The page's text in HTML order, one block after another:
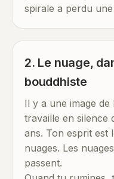
spirale a perdu
2. Le nuage,
bouddhiste
Il y a une image
travaille en silence
ans. Ton esprit est
nuages. Les
passent.